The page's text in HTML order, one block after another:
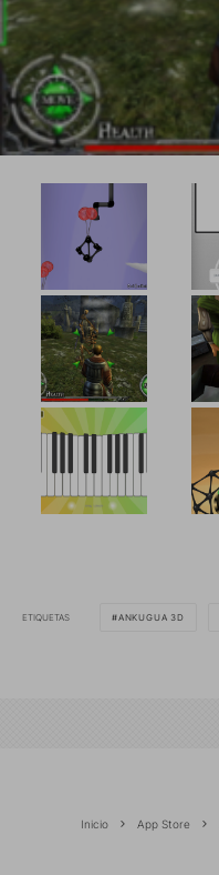
ETIQUETAS ANKUGUA 3D
Inicio App Store